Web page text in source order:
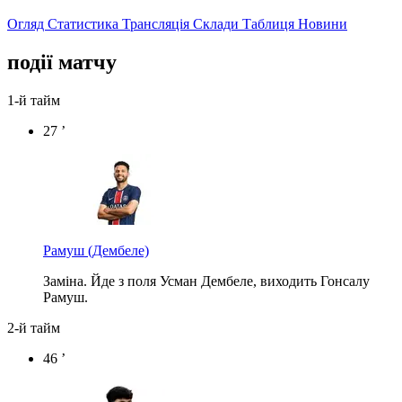
Огляд Статистика Трансляція Склади Таблиця Новини
події матчу
1-й тайм
27 ’
Рамуш (Дембеле)
Заміна. Йде з поля Усман Дембеле, виходить Гонсалу
Рамуш.
2-й тайм
46 ’